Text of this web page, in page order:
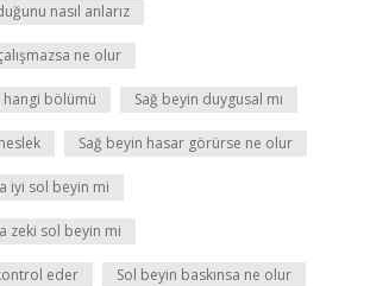
nasıl anlarız
ne olur
hangi bölümü Sağ beyin duygusal mı
Sağ beyin hasar görürse ne olur
iyi sol beyin mi
zeki sol beyin mi
eder Sol beyin baskınsa ne olur